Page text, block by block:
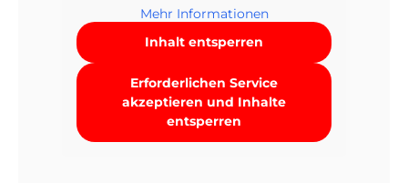
Mehr Informationen
Inhalt entsperren
Erforderlichen Service
akzeptieren und Inhalte
entsperren